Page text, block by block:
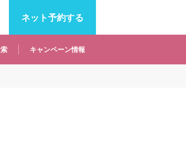
ネット予約する
キャンペーン情報